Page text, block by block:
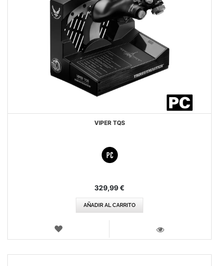
VIPER TQS
329,99 €
AÑADIR AL CARRITO
LISTA